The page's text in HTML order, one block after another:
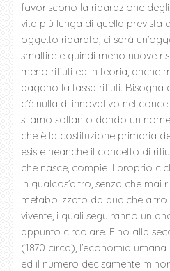
favoriscono la riparazione
vita più lunga di quella prevista
oggetto riparato, ci sarà
smaltire e quindi meno nuove
meno rifiuti ed in teoria, anche
pagano la tassa rifiuti. Bisogna
c’è nulla di innovativo nel
stiamo soltanto dando un
che è la costituzione primaria
esiste neanche il concetto di
che nasce, compie il proprio
in qualcos’altro, senza che
metabolizzato da qualche
vivente, i quali seguiranno un
appunto circolare. Fino alla
(1870 circa), l’economia
ed il numero decisamente